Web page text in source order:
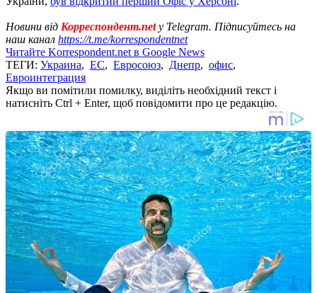
Новини від Корреспондент.netу Telegram. Підписуйтесь на
наш канал https://t.me/korrespondentnet
Читайте Korrespondent.net в Google News
ТЕГИ: Украина, ЕС, Евросоюз, Днепр, офис,
Евроинтеграция
Якщо ви помітили помилку, виділіть необхідний текст і
натисніть Ctrl + Enter, щоб повідомити про це редакцію.